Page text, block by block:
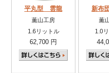
平丸型 雲龍
薫山工房
1.6リットル
62,700 円
新布
薫
1.0